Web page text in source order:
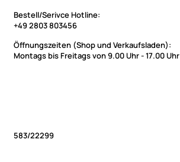
Bestell/Serivce Hotline:
+49 2803 803456
Öffnungszeiten (Shop und Verkaufsladen):
Montags bis Freitags von 9.00 Uhr - 17.00 Uhr
583/22299